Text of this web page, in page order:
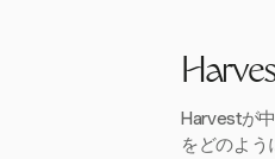
Harvestが
をどのよう